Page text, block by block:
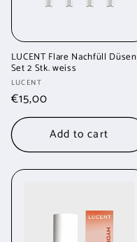
LUCENT Flare Nachfüll Düsen
Set 2 Stk. weiss
Vendor:
LUCENT
Regular
price
€15,00
Add to cart